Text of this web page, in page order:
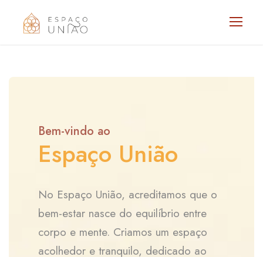
Bem-vindo ao
Espaço União
No Espaço União, acreditamos que o
bem-estar nasce do equilíbrio entre
corpo e mente. Criamos um espaço
acolhedor e tranquilo, dedicado ao